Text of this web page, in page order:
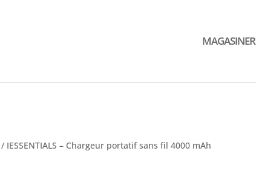
MAGASINER
/ IESSENTIALS – Chargeur portatif sans fil 4000 mAh